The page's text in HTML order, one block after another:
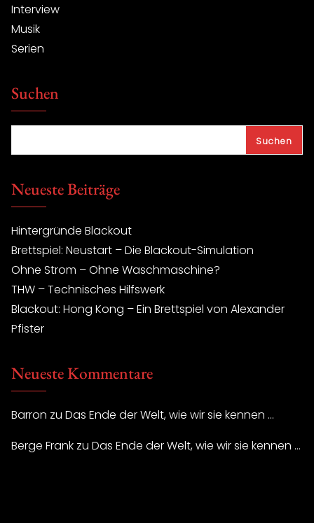
Interview
Musik
Serien
Suchen
Suchen
Neueste Beiträge
Hintergründe Blackout
Brettspiel: Neustart – Die Blackout-Simulation
Ohne Strom – Ohne Waschmaschine?
THW – Technisches Hilfswerk
Blackout: Hong Kong – Ein Brettspiel von Alexander
Pfister
Neueste Kommentare
Barron zu Das Ende der Welt, wie wir sie kennen …
Berge Frank zu Das Ende der Welt, wie wir sie kennen …